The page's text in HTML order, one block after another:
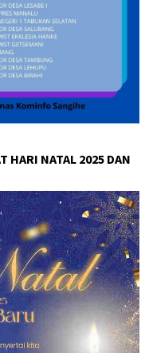
HARI NATAL 2025 DAN